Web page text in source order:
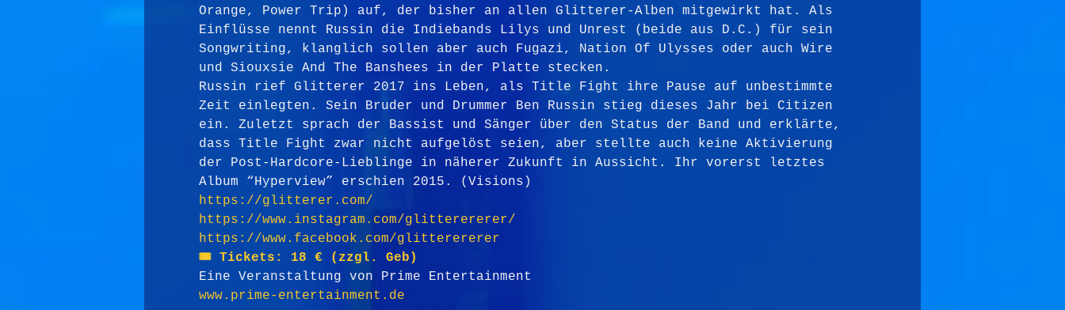
Orange, Power Trip) auf, der bisher an allen Glitterer-Alben mitgewirkt hat. Als
Einflüsse nennt Russin die Indiebands Lilys und Unrest (beide aus D.C.) für sein
Songwriting, klanglich sollen aber auch Fugazi, Nation Of Ulysses oder auch Wire
und Siouxsie And The Banshees in der Platte stecken.
Russin rief Glitterer 2017 ins Leben, als Title Fight ihre Pause auf unbestimmte
Zeit einlegten. Sein Bruder und Drummer Ben Russin stieg dieses Jahr bei Citizen
ein. Zuletzt sprach der Bassist und Sänger über den Status der Band und erklärte,
dass Title Fight zwar nicht aufgelöst seien, aber stellte auch keine Aktivierung
der Post-Hardcore-Lieblinge in näherer Zukunft in Aussicht. Ihr vorerst letztes
Album “Hyperview” erschien 2015. (Visions)
https://glitterer.com/
https://www.instagram.com/glitterererer/
https://www.facebook.com/glitterererer
🎟️ Tickets: 18 € (zzgl. Geb)
Eine Veranstaltung von Prime Entertainment
www.prime-entertainment.de